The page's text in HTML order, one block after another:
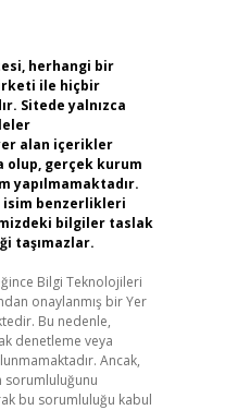
herhangi bir
ile hiçbir
Sitede yalnızca
alan içerikler
olup, gerçek kurum
yapılmamaktadır.
isim benzerlikleri
bilgiler taslak
taşımazlar.
Bilgi Teknolojileri
onaylanmış bir Yer
Bu nedenle,
denetleme veya
Ancak,
sorumluluğunu
bu sorumluluğu kabul